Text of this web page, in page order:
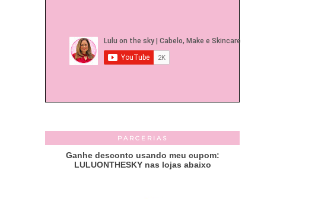
PARCERIAS
Ganhe desconto usando meu cupom:
LULUONTHESKY nas lojas abaixo